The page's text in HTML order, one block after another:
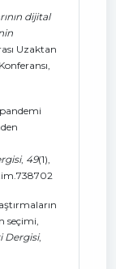
dijital
Uzaktan
, 49(1),
seçimi,
Dergisi,